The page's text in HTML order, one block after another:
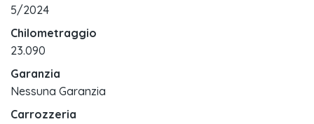
5/2024
Chilometraggio
23.090
Garanzia
Nessuna Garanzia
Carrozzeria